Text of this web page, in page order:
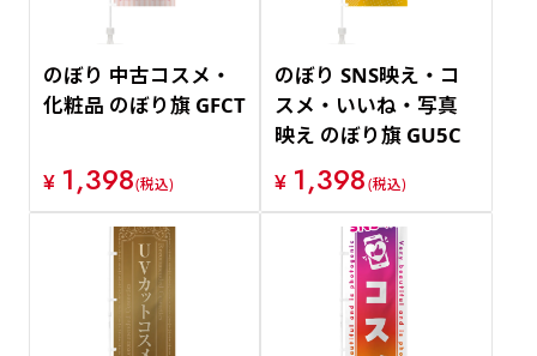
のぼり 中古コスメ・
化粧品 のぼり旗 GFCT
¥ 1,398(税込)
のぼり SNS映え・コ
スメ・いいね・写真
映え のぼり旗 GU5C
¥ 1,398(税込)